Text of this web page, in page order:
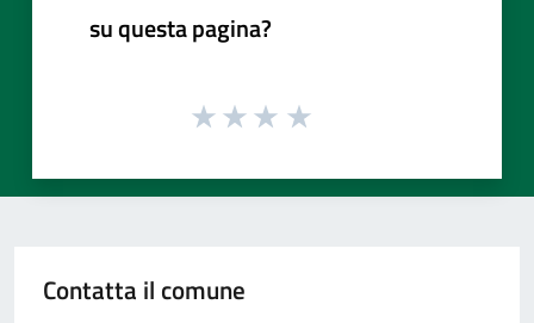
su questa pagina?
Contatta il comune